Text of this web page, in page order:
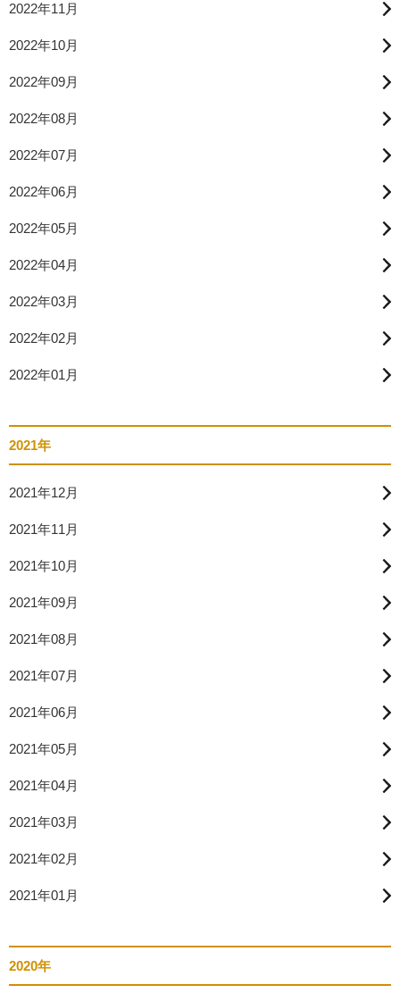
2022年11月
2022年10月
2022年09月
2022年08月
2022年07月
2022年06月
2022年05月
2022年04月
2022年03月
2022年02月
2022年01月
2021年
2021年12月
2021年11月
2021年10月
2021年09月
2021年08月
2021年07月
2021年06月
2021年05月
2021年04月
2021年03月
2021年02月
2021年01月
2020年